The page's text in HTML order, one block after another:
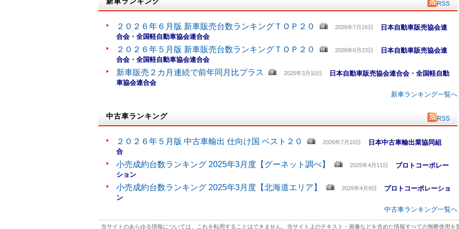
RSS
２０２６年６月版 新車販売台数ランキングＴＯＰ２０ 2026年7月16日 日本自動車販売協会連
合会・全国軽自動車協会連合会
２０２６年５月版 新車販売台数ランキングＴＯＰ２０
2026年6月23日 日本自動車販売協会連
合会・全国軽自動車協会連合会
新車販売２カ月連続で前年同月比プラス
2025年3月10日 日本自動車販売協会連合会・全国軽自動
車協会連合会
新車ランキング一覧へ
中古車ランキング RSS
２０２６年５月版 中古車輸出 仕向け国 ベスト２０ 2026年7月10日 日本中古車輸出業協同組
合
小売成約台数ランキング 2025年3月度【グーネット調べ】
2025年4月11日 プロトコーポレー
ション
小売成約台数ランキング 2025年3月度【北海道エリア】
2025年4月9日 プロトコーポレーショ
ン
中古車ランキング一覧へ
当サイトのあらゆる情報については、これを転用することはできません。当サイト上のテキスト・画像などを含めた情報すべての無断使用を